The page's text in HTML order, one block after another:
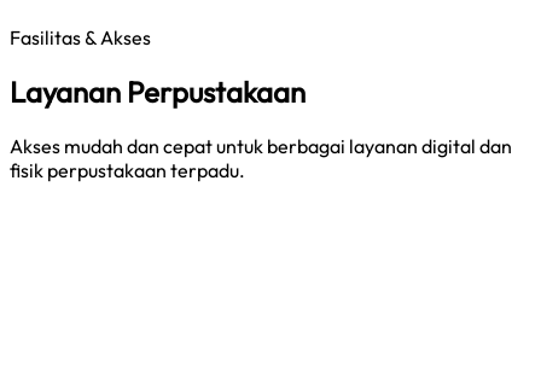
Fasilitas & Akses
Layanan Perpustakaan
Akses mudah dan cepat untuk berbagai layanan digital dan
fisik perpustakaan terpadu.